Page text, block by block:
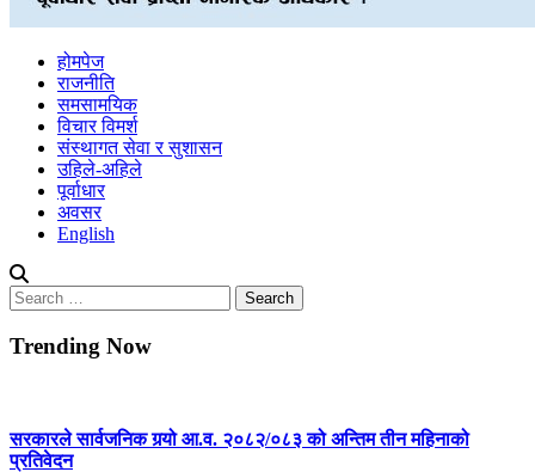
होमपेज
राजनीति
समसामयिक
विचार विमर्श
संस्थागत सेवा र सुशासन
उहिले-अहिले
पूर्वाधार
अवसर
English
Search
for:
Trending Now
सरकारले सार्वजनिक गर्‍यो आ.व. २०८२/०८३ को अन्तिम तीन महिनाको
प्रतिवेदन